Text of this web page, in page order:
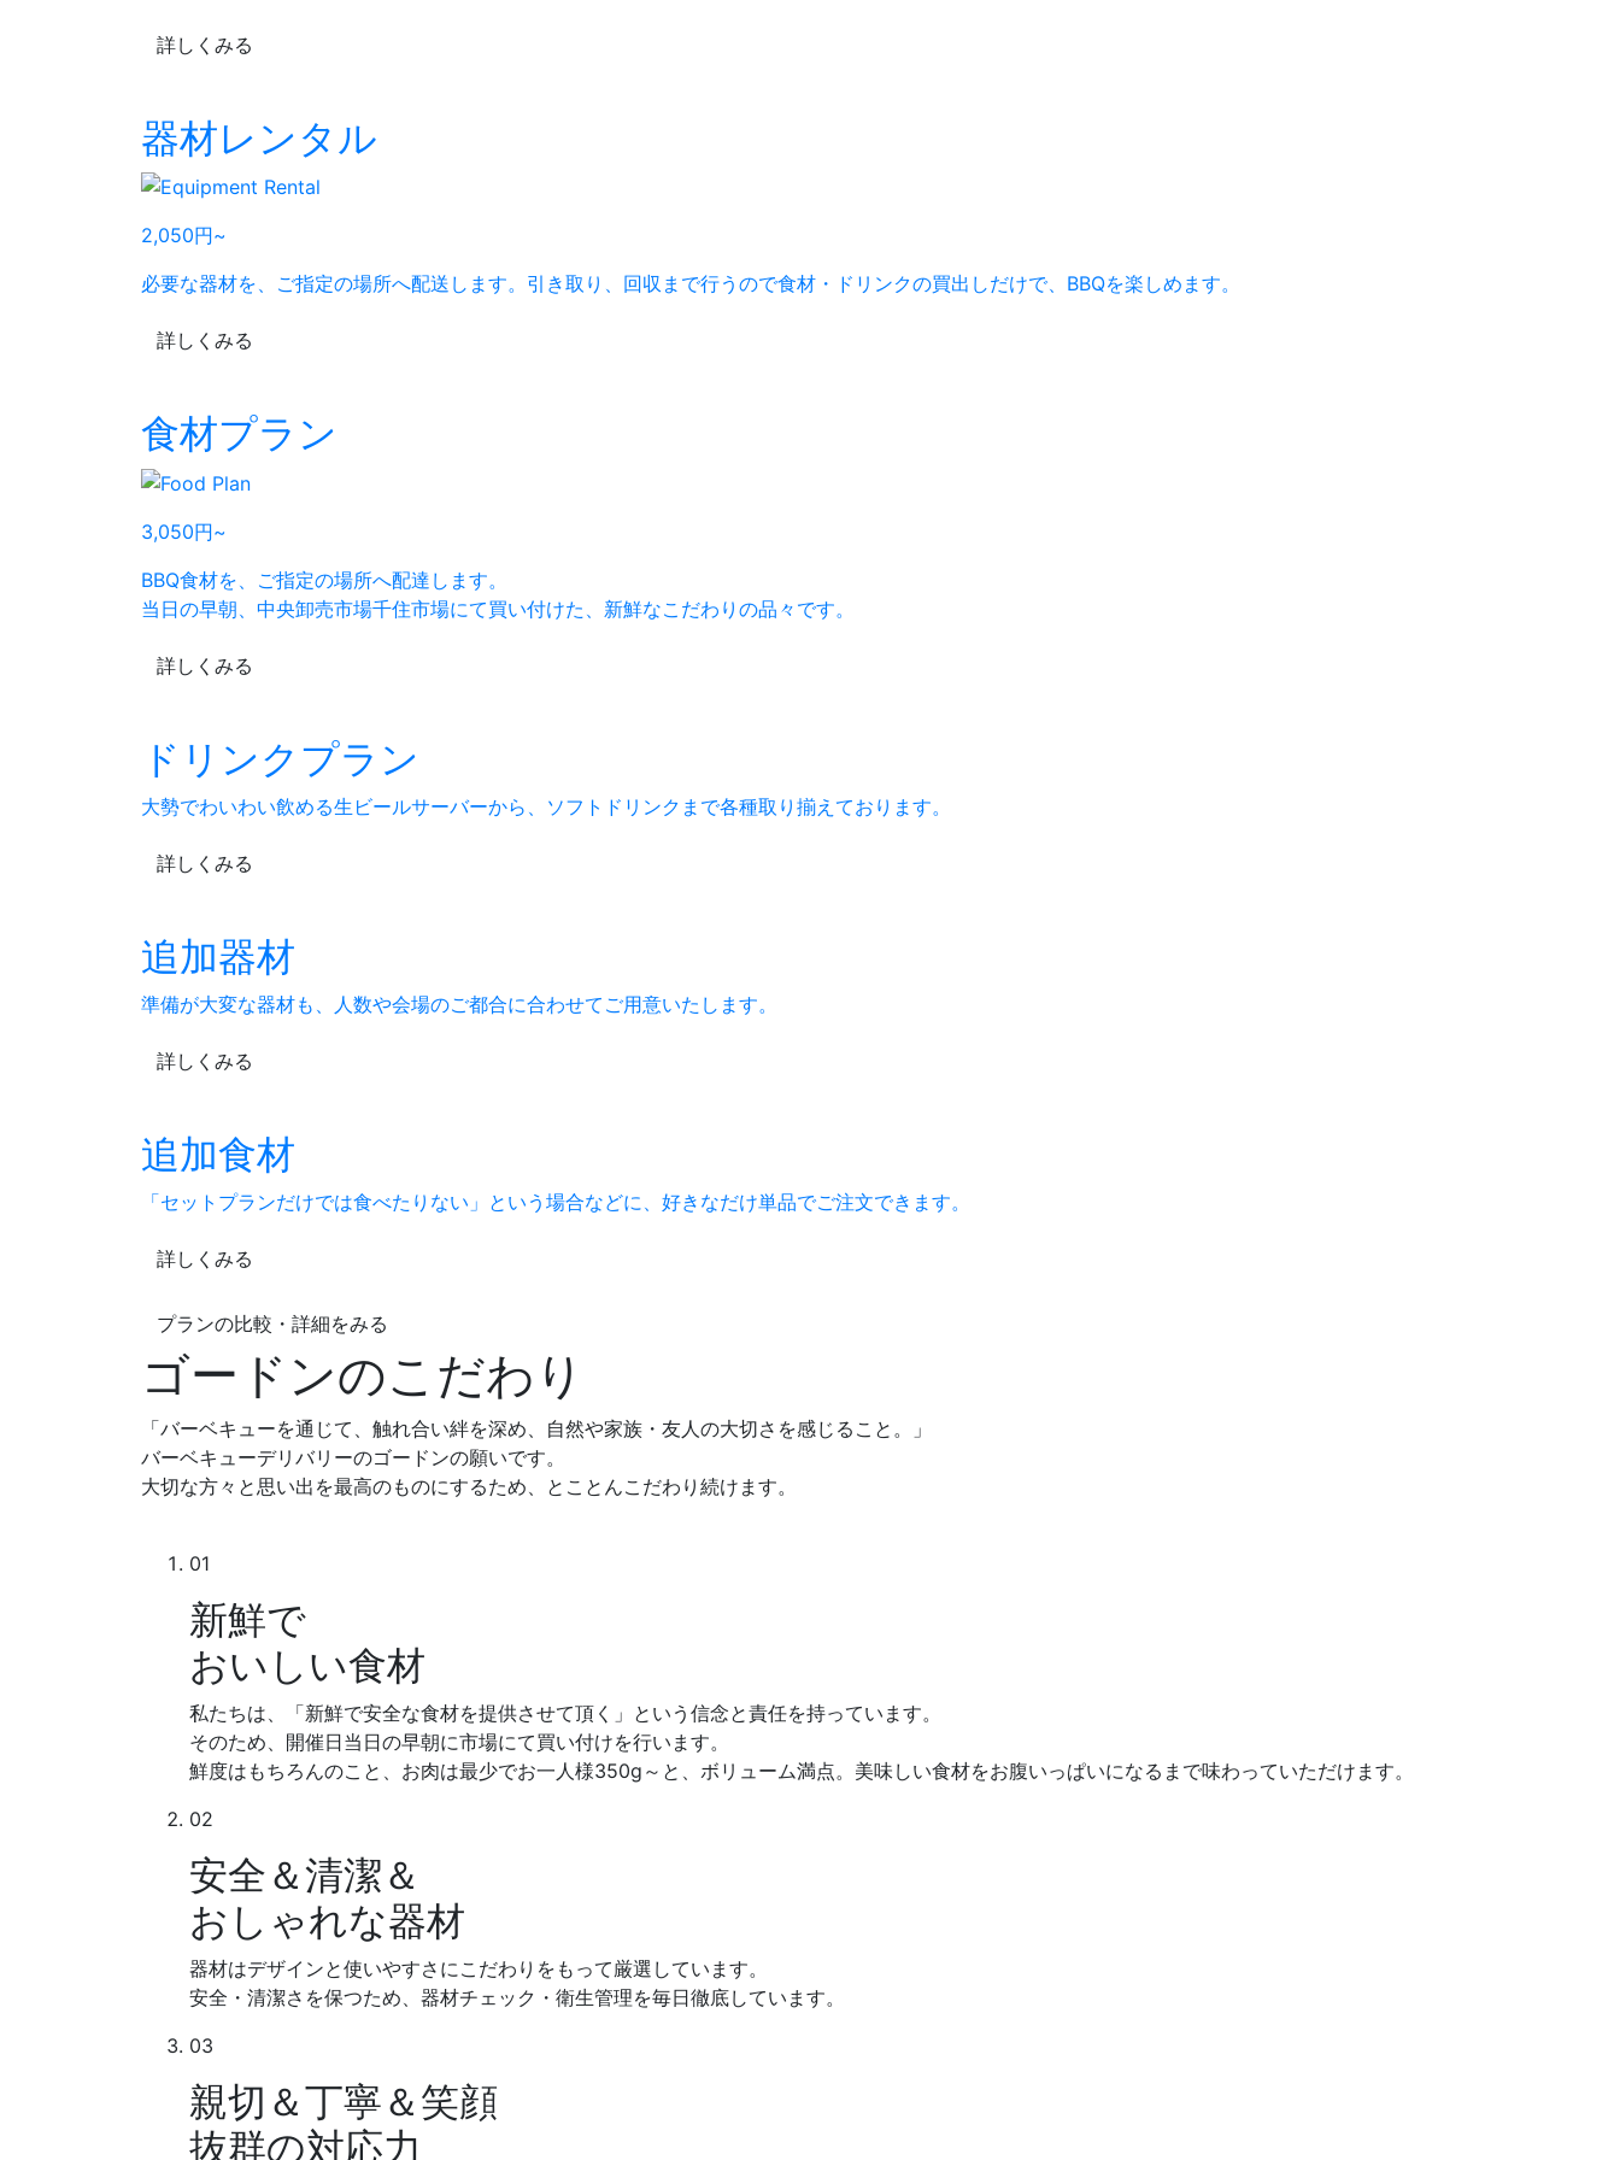
詳しくみる
器材レンタル
2,050円~
必要な器材を、ご指定の場所へ配送します。引き取り、回収まで行うので食材・ドリンクの買出しだけで、BBQを楽しめます。
詳しくみる
食材プラン
3,050円~
BBQ食材を、ご指定の場所へ配達します。
当日の早朝、中央卸売市場千住市場にて買い付けた、新鮮なこだわりの品々です。
詳しくみる
ドリンクプラン
大勢でわいわい飲める生ビールサーバーから、ソフトドリンクまで各種取り揃えております。
詳しくみる
追加器材
準備が大変な器材も、人数や会場のご都合に合わせてご用意いたします。
詳しくみる
追加食材
「セットプランだけでは食べたりない」という場合などに、好きなだけ単品でご注文できます。
詳しくみる
プランの比較・詳細をみる
ゴードンのこだわり
「バーベキューを通じて、触れ合い絆を深め、自然や家族・友人の大切さを感じること。」
バーベキューデリバリーのゴードンの願いです。
大切な方々と思い出を最高のものにするため、とことんこだわり続けます。
01
新鮮で
おいしい食材
私たちは、 「新鮮で安全な食材を提供させて頂く」という信念と責任を持っています。
そのため、 開催日当日の早朝に市場にて買い付けを行います。
鮮度はもちろんのこと、お肉は最少でお一人様350g～と、 ボリューム満点。美味しい食材をお腹いっぱいになるまで味わっていただけます。
02
安全＆清潔＆
おしゃれな器材
器材はデザインと使いやすさにこだわりをもって厳選 しています。
安全・清潔さを保つため、器材チェック・衛生管理を毎日徹底しています。
03
親切＆丁寧＆笑顔
抜群の対応力